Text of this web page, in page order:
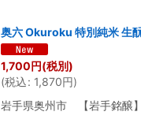
奥六 Okuroku 特別純米
1,700円(税別)
(税込: 1,870円)
岩手県奥州市 【岩手銘